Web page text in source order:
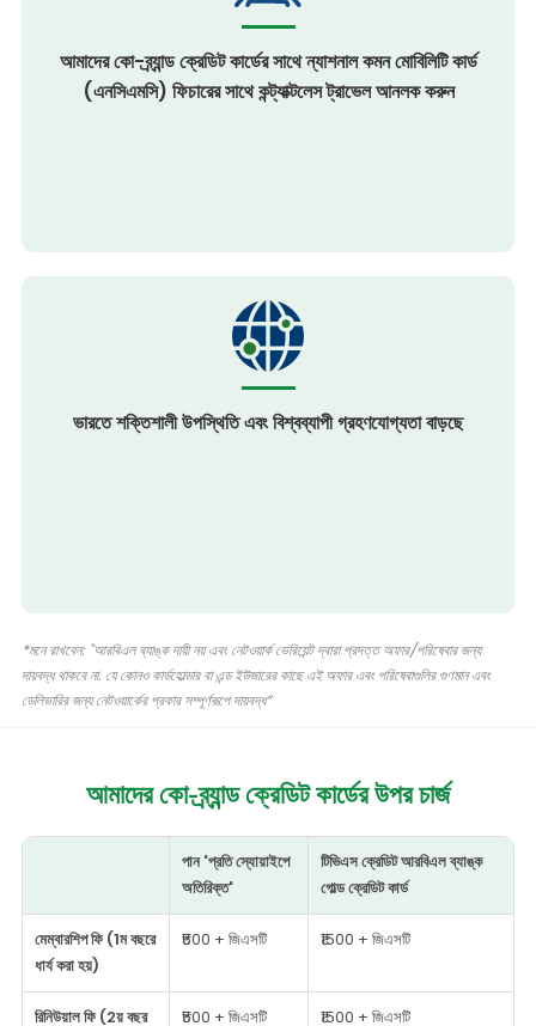
আমাদের কো-ব্র্যান্ড ক্রেডিট কার্ডের সাথে ন্যাশনাল কমন মোবিলিটি কার্ড
(এনসিএমসি) ফিচারের সাথে কন্ট্যাক্টলেস ট্রাভেল আনলক করুন
ভারতে শক্তিশালী উপস্থিতি এবং বিশ্বব্যাপী গ্রহণযোগ্যতা বাড়ছে
*মনে রাখবেন: "আরবিএল ব্যাঙ্ক দায়ী নয় এবং নেটওয়ার্ক ভেরিয়েন্ট দ্বারা প্রদত্ত অফার/পরিষেবার জন্য
দায়বদ্ধ থাকবে না. যে কোনও কার্ডহোল্ডার বা এন্ড ইউজারের কাছে এই অফার এবং পরিষেবাগুলির গুণমান এবং
ডেলিভারির জন্য নেটওয়ার্কের প্রকার সম্পূর্ণরূপে দায়বদ্ধ”
আমাদের কো-ব্র্যান্ড ক্রেডিট কার্ডেরউপর চার্জ
পান 'প্রতি স্যোয়াইপে
অতিরিক্ত'
টিভিএস ক্রেডিট আরবিএল ব্যাঙ্ক
গোল্ড ক্রেডিট কার্ড
মেম্বারশিপ ফি (1ম বছরে
ধার্য করা হয়)
₹500 + জিএসটি ₹1500 + জিএসটি
রিনিউয়াল ফি (2য় বছর ₹500 + জিএসটি ₹1500 + জিএসটি